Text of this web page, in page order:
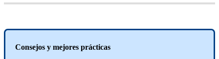
Consejos y mejores prácticas